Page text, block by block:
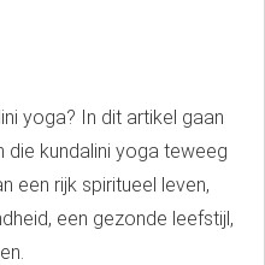
yoga? In dit artikel gaan
kundalini yoga teweeg
een rijk spiritueel leven,
een gezonde leefstijl,